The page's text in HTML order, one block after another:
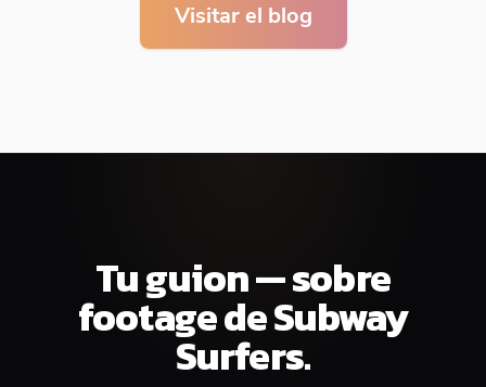
Visitar el blog
Tu guion — sobre
footage de Subway
Surfers.